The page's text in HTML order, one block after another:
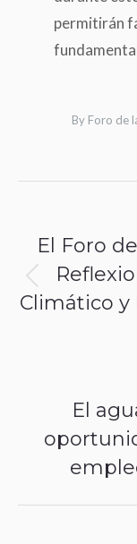
permitirán
By Foro de
El Foro
Climático y
El